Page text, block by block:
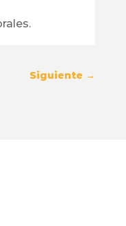
Siguiente →